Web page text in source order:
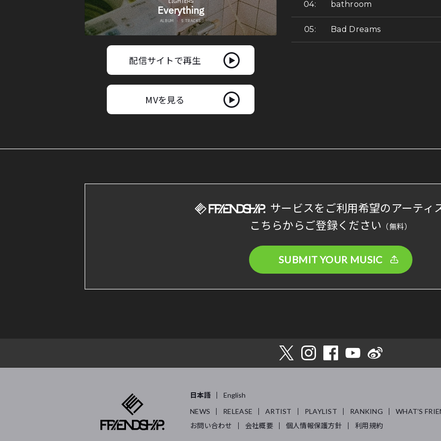
配信サイトで再生
MVを見る
bathroom
Bad Dreams
サービスをご利用希望のアーティ
こちらからご登録ください （無料）
SUBMIT YOUR MUSIC
日本語
English
NEWS
RELEASE ARTIST PLAYLIST RANKING
WHAT’S
お問い合わせ
会社概要 個人情報保護方針 利用規約